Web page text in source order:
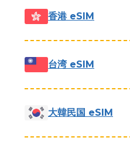
香港 eSIM
台湾 eSIM
大韓民国 eSIM